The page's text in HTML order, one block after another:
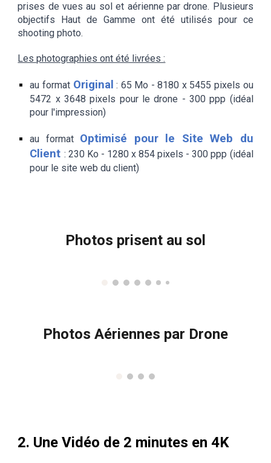
prises de vues au sol et aérienne par drone. Plusieurs
objectifs Haut de Gamme ont été utilisés pour ce
shooting photo.
Les photographies ont été livrées :
au format Original : 65 Mo - 8180 x 5455 pixels ou
5472 x 3648 pixels pour le drone - 300 ppp (idéal
pour l'impression)
au format Optimisé pour le Site Web du
Client : 230 Ko - 1280 x 854 pixels - 300 ppp (idéal
pour le site web du client)
Photos prisent au sol
Photos Aériennes par Drone
2. Une Vidéo de 2 minutes en 4K